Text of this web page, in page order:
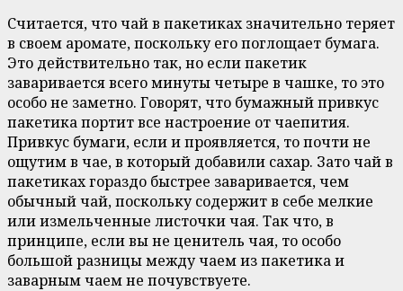
Считается, что чай в пакетиках значительно теряет
в своем аромате, поскольку его поглощает бумага.
Это действительно так, но если пакетик
заваривается всего минуты четыре в чашке, то это
особо не заметно. Говорят, что бумажный привкус
пакетика портит все настроение от чаепития.
Привкус бумаги, если и проявляется, то почти не
ощутим в чае, в который добавили сахар. Зато чай в
пакетиках гораздо быстрее заваривается, чем
обычный чай, поскольку содержит в себе мелкие
или измельченные листочки чая. Так что, в
принципе, если вы не ценитель чая, то особо
большой разницы между чаем из пакетика и
заварным чаем не почувствуете.